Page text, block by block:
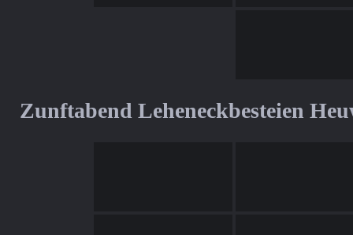
Zunftabend Leheneckbesteien